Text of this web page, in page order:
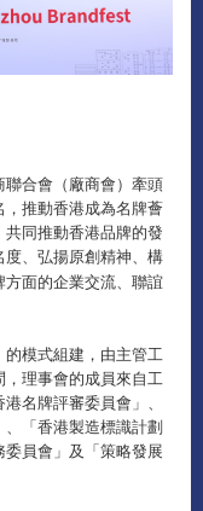
合會（廠商會）牽頭
推動香港成為名牌薈
同推動香港品牌的發
、弘揚原創精神、構
面的企業交流、聯誼
模式組建，由主管工
理事會的成員來自工
名牌評審委員會」、
、「香港製造標識計劃
員會」及「策略發展